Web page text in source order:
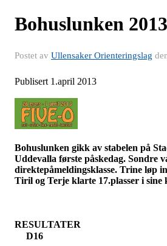
Bohuslunken 2013
Postet av Ullensaker Orienteringslag
Publisert 1.april 2013
Bohuslunken gikk av stabelen på
Uddevalla første påskedag. Sondre
direktepåmeldingsklasse. Trine løp
Tiril og Terje klarte 17.plasser i sine
RESULTATER
D16